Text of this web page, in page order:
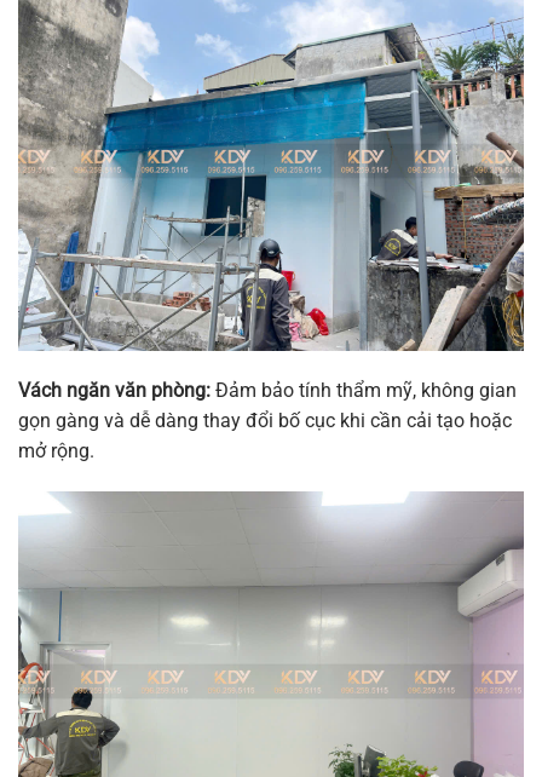
Vách ngăn văn phòng: Đảm bảo tính thẩm mỹ, không gian
gọn gàng và dễ dàng thay đổi bố cục khi cần cải tạo hoặc
mở rộng.